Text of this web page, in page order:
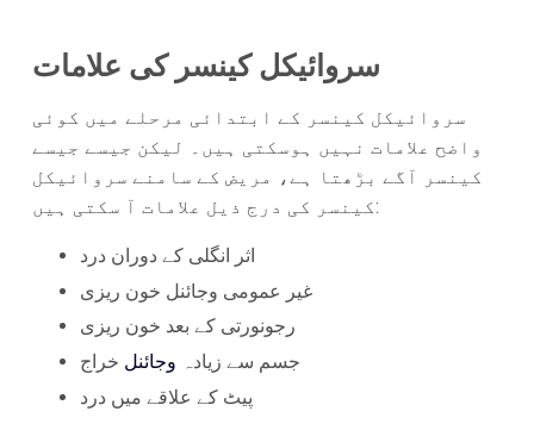
سروائیکل کینسر کی علامات
سروائیکل کینسر کے ابتدائی مرحلے میں کوئی
واضح علامات نہیں ہوسکتی ہیں۔ لیکن جیسے جیسے
کینسر آگے بڑھتا ہے، مریض کے سامنے سروائیکل
کینسر کی درج ذیل علامات آ سکتی ہیں:
اثر انگلی کے دوران درد
غیر عمومی وجائنل خون ریزی
رجونورتی کے بعد خون ریزی
جسم سے زیادہ وجائنل خراج
پیٹ کے علاقے میں درد